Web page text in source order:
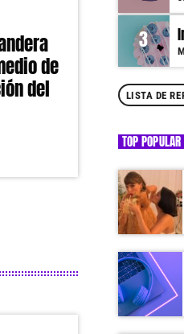
de
del
felis.
tincidunt
varius.
3
LISTA DE
TOP POPULAR